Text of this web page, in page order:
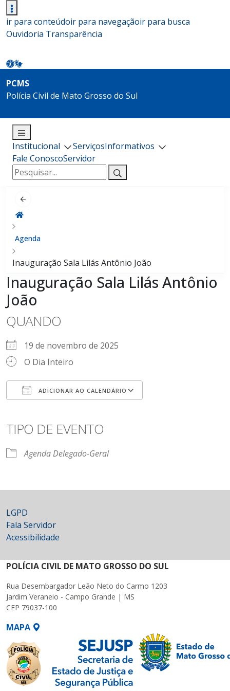
ir para conteúdoir para navegaçãoir para busca
Ouvidoria Transparência
PCMS
Polícia Civil de Mato Grosso do Sul
Institucional ServiçosInformativos
Fale ConoscoServidor
Pesquisar
por:
Agenda
Inauguração Sala Lilás Antônio João
Inauguração Sala Lilás Antônio
João
QUANDO
19 de novembro de 2025
O Dia Inteiro
ADICIONAR AO CALENDÁRIO
TIPO DE EVENTO
Agenda Delegado-Geral
LGPD
Fala Servidor
Acessibilidade
POLÍCIA CIVIL DE MATO GROSSO DO SUL
Rua Desembargador Leão Neto do Carmo 1203
Jardim Veraneio - Campo Grande | MS
CEP 79037-100
MAPA